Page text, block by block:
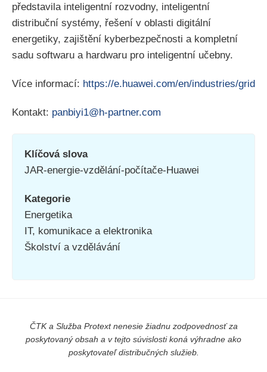
představila inteligentní rozvodny, inteligentní
distribuční systémy, řešení v oblasti digitální
energetiky, zajištění kyberbezpečnosti a kompletní
sadu softwaru a hardwaru pro inteligentní učebny.
Více informací: https://e.huawei.com/en/industries/grid
Kontakt: panbiyi1@h-partner.com
Klíčová slova
JAR-energie-vzdělání-počítače-Huawei
Kategorie
Energetika
IT, komunikace a elektronika
Školství a vzdělávání
ČTK a Služba Protext nenesie žiadnu zodpovednosť za
poskytovaný obsah a v tejto súvislosti koná výhradne ako
poskytovateľ distribučných služieb.